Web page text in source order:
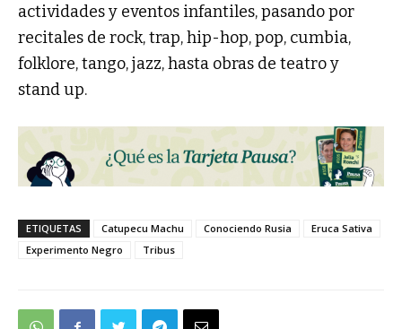
actividades y eventos infantiles, pasando por
recitales de rock, trap, hip-hop, pop, cumbia,
folklore, tango, jazz, hasta obras de teatro y
stand up.
ETIQUETAS Catupecu Machu Conociendo Rusia
Eruca Sativa
Experimento Negro
Tribus